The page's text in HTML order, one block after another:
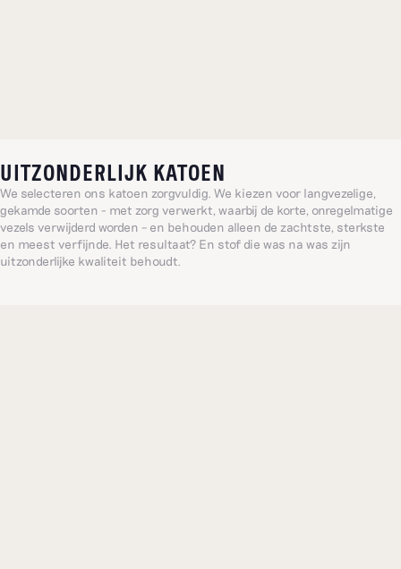
UITZONDERLIJK KATOEN
We selecteren ons katoen zorgvuldig. We kiezen voor langvezelige,
gekamde soorten - met zorg verwerkt, waarbij de korte, onregelmatige
vezels verwijderd worden – en behouden alleen de zachtste, sterkste
en meest verfijnde. Het resultaat? En stof die was na was zijn
uitzonderlijke kwaliteit behoudt.